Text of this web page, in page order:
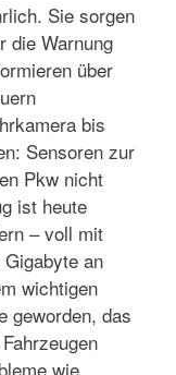
Sie sorgen
die Warnung
über
bis
Sensoren zur
Pkw nicht
ist heute
– voll mit
an
wichtigen
geworden, das
wie